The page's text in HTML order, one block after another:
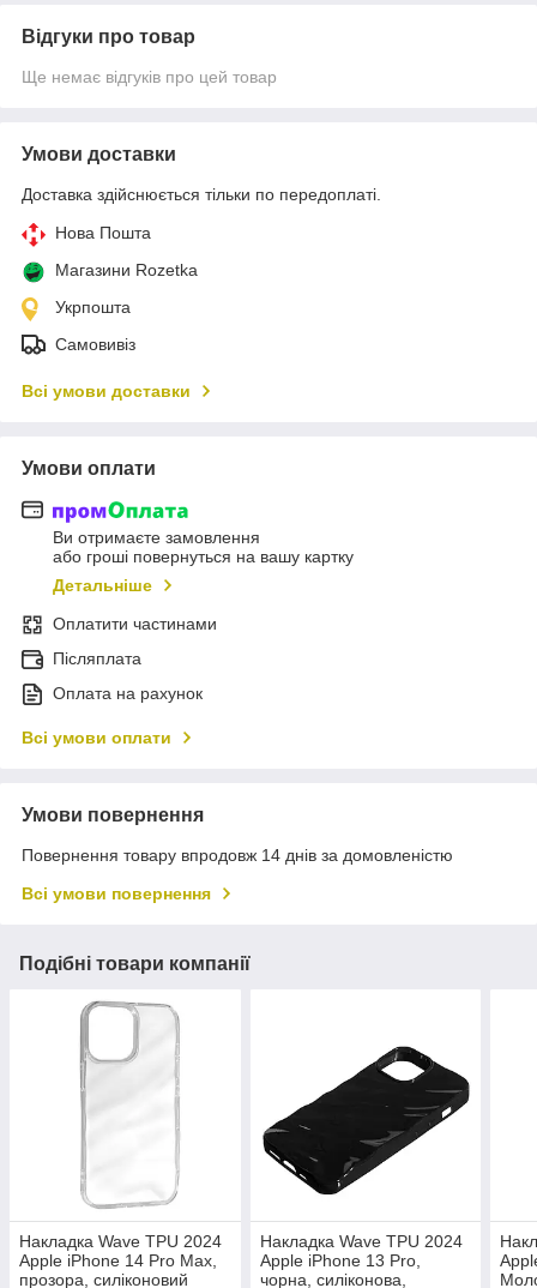
Відгуки про товар
Ще немає відгуків про цей товар
Умови доставки
Доставка здійснюється тільки по передоплаті.
Нова Пошта
Магазини Rozetka
Укрпошта
Самовивіз
Всі умови доставки
Умови оплати
Ви отримаєте замовлення
або гроші повернуться на вашу картку
Детальніше
Оплатити частинами
Післяплата
Оплата на рахунок
Всі умови оплати
Умови повернення
Повернення товару впродовж 14 днів за домовленістю
Всі умови повернення
Подібні товари компанії
Накладка Wave TPU 2024
Apple iPhone 14 Pro Max,
прозора, силіконовий
Накладка Wave TPU 2024
Apple iPhone 13 Pro,
чорна, силіконова,